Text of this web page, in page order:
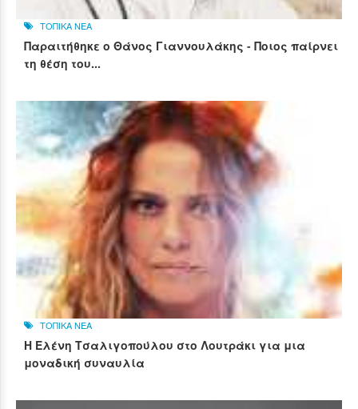
ΤΟΠΙΚΑ ΝΕΑ
Παραιτήθηκε ο Θάνος Γιαννουλάκης - Ποιος παίρνει
τη θέση του...
ΤΟΠΙΚΑ ΝΕΑ
Η Ελένη Τσαλιγοπούλου στο Λουτράκι για μια
μοναδική συναυλία